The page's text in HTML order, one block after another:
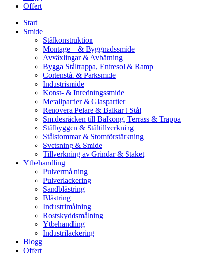
Offert
Start
Smide
Stålkonstruktion
Montage – & Byggnadssmide
Avväxlingar & Avbärning
Bygga Ståltrappa, Entresol & Ramp
Cortenstål & Parksmide
Industrismide
Konst- & Inredningssmide
Metallpartier & Glaspartier
Renovera Pelare & Balkar i Stål
Smidesräcken till Balkong, Terrass & Trappa
Stålbyggen & Ståltillverkning
Stålstommar & Stomförstärkning
Svetsning & Smide
Tillverkning av Grindar & Staket
Ytbehandling
Pulvermålning
Pulverlackering
Sandblästring
Blästring
Industrimålning
Rostskyddsmålning
Ytbehandling
Industrilackering
Blogg
Offert